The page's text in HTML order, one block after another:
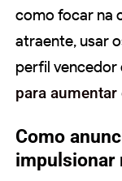
como focar na
atraente, usar
perfil vencedor
para
Como
impulsionar